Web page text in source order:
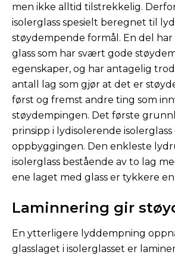
men ikke alltid tilstrekkelig.
isolerglass spesielt beregnet til
støydempende formål. En del
glass som har svært gode
egenskaper, og har antagelig
antall lag som gjør at det er
først og fremst andre ting som
støydempingen. Det første
prinsipp i lydisolerende
oppbyggingen. Den enkleste
isolerglass bestående av to lag
ene laget med glass er tykkere
Laminnering gir
En ytterligere lyddempning
glasslaget i isolerglasset er